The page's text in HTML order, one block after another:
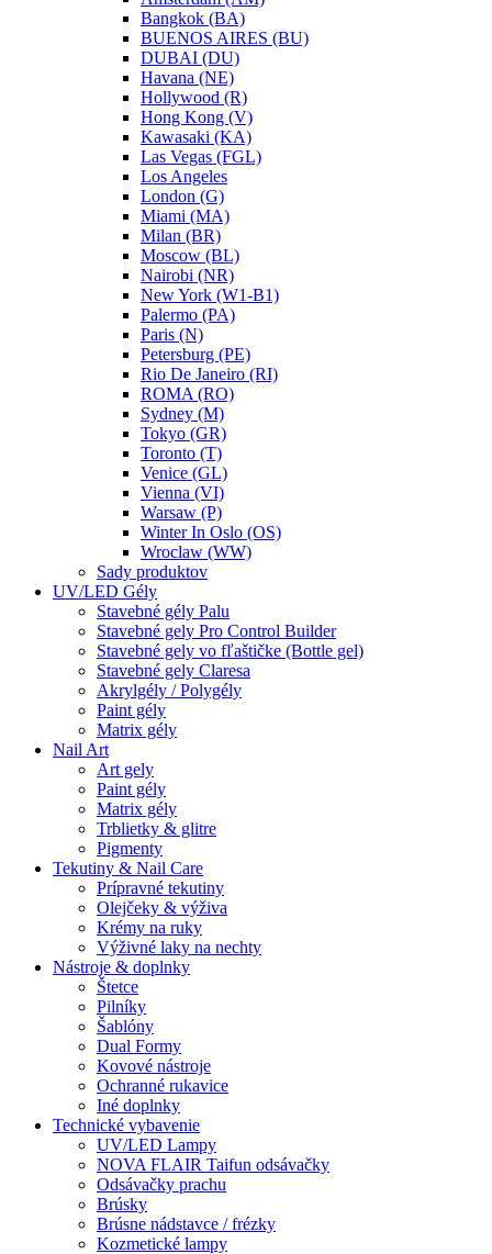
Bangkok (BA)
BUENOS AIRES (BU)
DUBAI (DU)
Havana (NE)
Hollywood (R)
Hong Kong (V)
Kawasaki (KA)
Las Vegas (FGL)
Los Angeles
London (G)
Miami (MA)
Milan (BR)
Moscow (BL)
Nairobi (NR)
New York (W1-B1)
Palermo (PA)
Paris (N)
Petersburg (PE)
Rio De Janeiro (RI)
ROMA (RO)
Sydney (M)
Tokyo (GR)
Toronto (T)
Venice (GL)
Vienna (VI)
Warsaw (P)
Winter In Oslo (OS)
Wroclaw (WW)
Sady produktov
UV/LED Gély
Stavebné gély Palu
Stavebné gely Pro Control Builder
Stavebné gely vo fľaštičke (Bottle gel)
Stavebné gely Claresa
Akrylgély / Polygély
Paint gély
Matrix gély
Nail Art
Art gely
Paint gély
Matrix gély
Trblietky & glitre
Pigmenty
Tekutiny & Nail Care
Prípravné tekutiny
Olejčeky & výživa
Krémy na ruky
Výživné laky na nechty
Nástroje & doplnky
Štetce
Pilníky
Šablóny
Dual Formy
Kovové nástroje
Ochranné rukavice
Iné doplnky
Technické vybavenie
UV/LED Lampy
NOVA FLAIR Taifun odsávačky
Odsávačky prachu
Brúsky
Brúsne nádstavce / frézky
Kozmetické lampy